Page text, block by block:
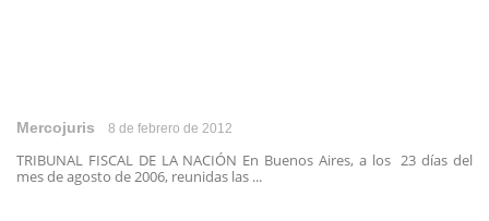
Mercojuris 8 de febrero de 2012
TRIBUNAL FISCAL DE LA NACIÓN En Buenos Aires, a los 23 días del
mes de agosto de 2006, reunidas las ...